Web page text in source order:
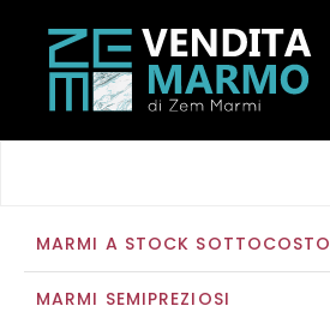
MARMI A STOCK SOTTOCOSTO
MARMI SEMIPREZIOSI